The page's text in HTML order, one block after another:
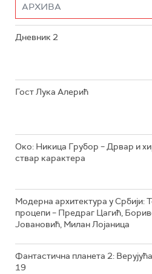
Дневник 2
Гост Лука Алерић
Око: Никица Грубор – Дрвар и
ствар карактера
Модерна архитектура у Србији:
процепи – Предраг Цагић,
Јовановић, Милан Лојаница
Фантастична планета 2:
19